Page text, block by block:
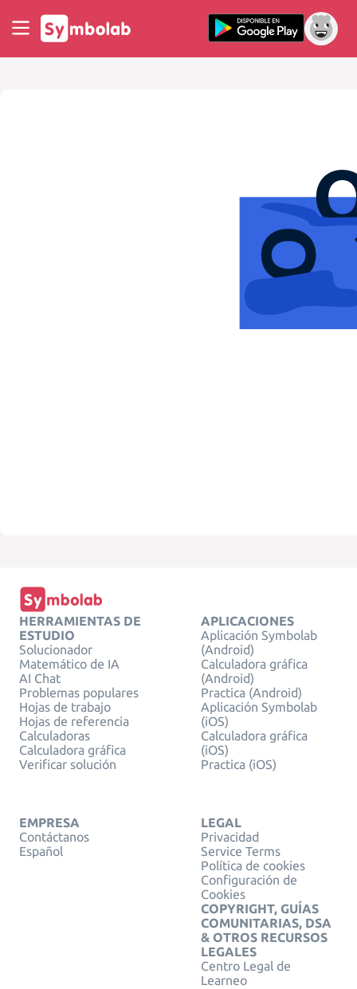
HERRAMIENTAS DE
ESTUDIO
Solucionador
Matemático de IA
AI Chat
Problemas populares
Hojas de trabajo
Hojas de referencia
Calculadoras
Calculadora gráfica
Verificar solución
APLICACIONES
Aplicación Symbolab
(Android)
Calculadora gráfica
(Android)
Practica (Android)
Aplicación Symbolab
(iOS)
Calculadora gráfica
(iOS)
Practica (iOS)
EMPRESA
Contáctanos
Español
LEGAL
Privacidad
Service Terms
Política de cookies
Configuración de
Cookies
COPYRIGHT, GUÍAS
COMUNITARIAS, DSA
& OTROS RECURSOS
LEGALES
Centro Legal de
Learneo